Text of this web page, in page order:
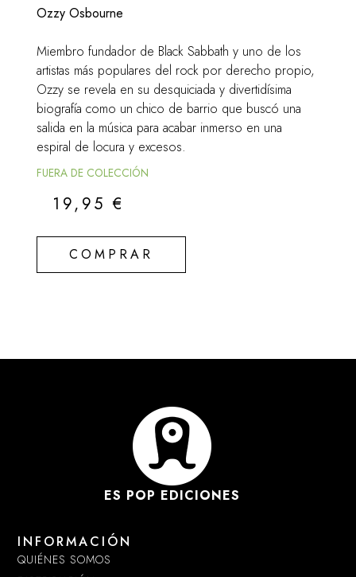
Ozzy Osbourne
Miembro fundador de Black Sabbath y uno de los
artistas más populares del rock por derecho propio,
Ozzy se revela en su desquiciada y divertidísima
biografía como un chico de barrio que buscó una
salida en la música para acabar inmerso en una
espiral de locura y excesos.
FUERA DE COLECCIÓN
19,95€
COMPRAR
ES POP EDICIONES
INFORMACIÓN
QUIÉNES SOMOS